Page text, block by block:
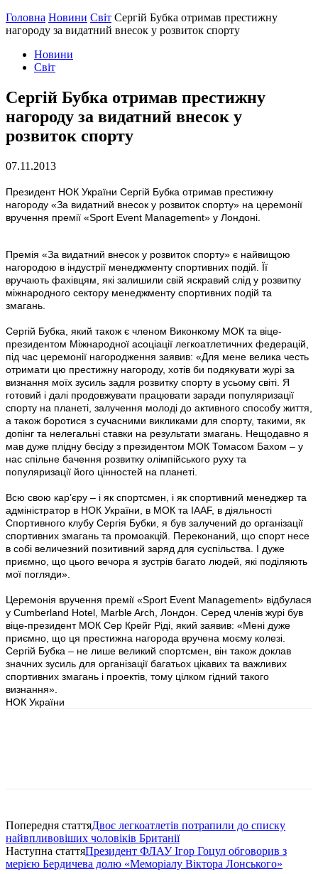
Головна Новини Світ Сергій Бубка отримав престижну
нагороду за видатний внесок у розвиток спорту
Новини
Світ
Сергій Бубка отримав престижну
нагороду за видатний внесок у
розвиток спорту
07.11.2013
Президент НОК України Сергій Бубка отримав престижну
нагороду «За видатний внесок у розвиток спорту» на церемонії
вручення премії «Sport Event Management» у Лондоні.
Премія «За видатний внесок у розвиток спорту» є найвищою
нагородою в індустрії менеджменту спортивних подій. Її
вручають фахівцям, які залишили свій яскравий слід у розвитку
міжнародного сектору менеджменту спортивних подій та
змагань.
Сергій Бубка, який також є членом Виконкому МОК та віце-
президентом Міжнародної асоціації легкоатлетичних федерацій,
під час церемонії нагородження заявив: «Для мене велика честь
отримати цю престижну нагороду, хотів би подякувати журі за
визнання моїх зусиль задля розвитку спорту в усьому світі. Я
готовий і далі продовжувати працювати заради популяризації
спорту на планеті, залучення молоді до активного способу життя,
а також боротися з сучасними викликами для спорту, такими, як
допінг та нелегальні ставки на результати змагань. Нещодавно я
мав дуже плідну бесіду з президентом МОК Томасом Бахом – у
нас спільне бачення розвитку олімпійського руху та
популяризації його цінностей на планеті.
Всю свою кар’єру – і як спортсмен, і як спортивний менеджер та
адміністратор в НОК України, в МОК та IAAF, в діяльності
Спортивного клубу Сергія Бубки, я був залучений до організації
спортивних змагань та промоакцій. Переконаний, що спорт несе
в собі величезний позитивний заряд для суспільства. І дуже
приємно, що цього вечора я зустрів багато людей, які поділяють
мої погляди».
Церемонія вручення премії «Sport Event Management» відбулася
у Cumberland Hotel, Marble Arch, Лондон. Серед членів журі був
віце-президент МОК Сер Крейг Ріді, який заявив: «Мені дуже
приємно, що ця престижна нагорода вручена моєму колезі.
Сергій Бубка – не лише великий спортсмен, він також доклав
значних зусиль для організації багатьох цікавих та важливих
спортивних змагань і проектів, тому цілком гідний такого
визнання».
НОК України
Попередня статтяДвоє легкоатлетів потрапили до списку
найвпливовіших чоловіків Британії
Наступна статтяПрезидент ФЛАУ Ігор Гоцул обговорив з
мерією Бердичева долю «Меморіалу Віктора Лонського»